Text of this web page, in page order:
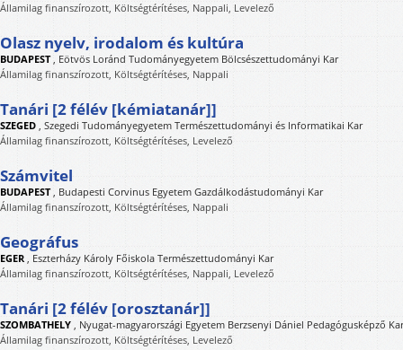
Államilag finanszírozott, Költségtérítéses, Nappali, Levelező
Olasz nyelv, irodalom és kultúra
BUDAPEST, Eötvös Loránd Tudományegyetem Bölcsészettudományi Kar
Államilag finanszírozott, Költségtérítéses, Nappali
Tanári [2 félév [kémiatanár]]
SZEGED , Szegedi Tudományegyetem Természettudományi és Informatikai Kar
Államilag finanszírozott, Költségtérítéses, Levelező
Számvitel
BUDAPEST, Budapesti Corvinus Egyetem Gazdálkodástudományi Kar
Államilag finanszírozott, Költségtérítéses, Nappali
Geográfus
EGER , Eszterházy Károly Főiskola Természettudományi Kar
Államilag finanszírozott, Költségtérítéses, Nappali, Levelező
Tanári [2 félév [orosztanár]]
SZOMBATHELY , Nyugat-magyarországi Egyetem Berzsenyi Dániel Pedagógusképző Kar
Államilag finanszírozott, Költségtérítéses, Levelező